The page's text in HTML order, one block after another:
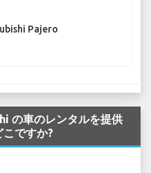
Pajero
の車のレンタルを提供
ですか?